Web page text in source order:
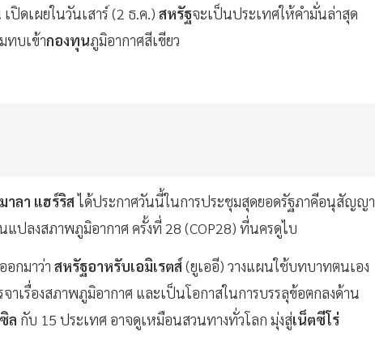
ปิดเผยในวันเสาร์ (2 ธ.ค.) สหรัฐจะเป็นประเทศให้คำมั่นล่าสุด
ทบเข้ากองทุนภูมิอากาศสีเขียว
าลา แฮร์ริสได้ประกาศวันนี้ในการประชุมสุดยอดรัฐภาคีอนุสัญญา
แปลงสภาพภูมิอากาศ ครั้งที่ 28 (COP28) ที่นครดูไบ
กมาว่า สหรัฐอาหรับเอมิเรตส์(ยูเออี) วางแผนใช้บทบาทตนเอง
จาเรื่องสภาพภูมิอากาศ และเป็นโอกาสในการบรรลุข้อตกลงด้าน
ล กับ 15 ประเทศ อาจดูเหมือนสวนทางทั่วโลก มุ่งสู่เน็ตซีโร่